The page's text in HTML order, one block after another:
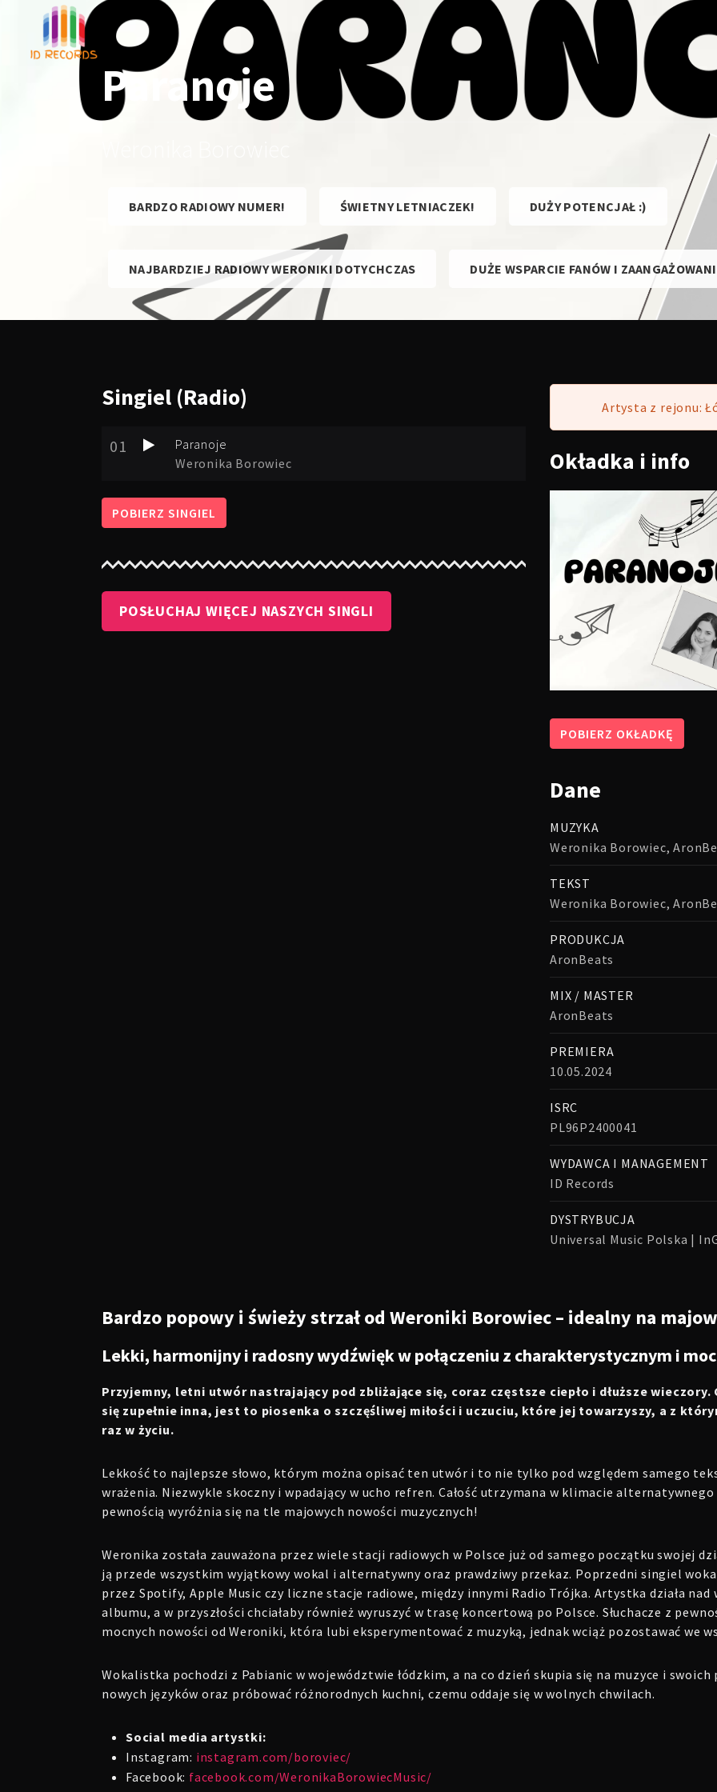
Paranoje
BARDZO RADIOWY NUMER! ŚWIETNY LETNIACZEK! DUŻY POTENCJAŁ :)
NAJBARDZIEJ RADIOWY WERONIKI DOTYCHCZAS DUŻE WSPARCIE FANÓW I
Singiel (Radio)
01
Paranoje
Weronika Borowiec
POBIERZ SINGIEL
POSŁUCHAJ WIĘCEJ NASZYCH SINGLI
Artysta z rejonu:
Okładka i info
POBIERZ OKŁADKĘ
Dane
MUZYKA
Weronika Borowiec,
TEKST
Weronika Borowiec,
PRODUKCJA
AronBeats
MIX / MASTER
AronBeats
PREMIERA
10.05.2024
ISRC
PL96P2400041
WYDAWCA I MANAGEMENT
ID Records
DYSTRYBUCJA
Universal Music Polska |
Bardzo popowy i świeży strzał od Weroniki Borowiec – idealny na
Lekki, harmonijny i radosny wydźwięk w połączeniu z charakterystycznym i
Przyjemny, letni utwór nastrajający pod zbliżające się, coraz częstsze ciepło i dłuższe wieczory.
się zupełnie inna, jest to piosenka o szczęśliwej miłości i uczuciu, które jej towarzyszy, a z
raz w życiu.
Lekkość to najlepsze słowo, którym można opisać ten utwór i to nie tylko pod względem samego
wrażenia. Niezwykle skoczny i wpadający w ucho refren. Całość utrzymana w klimacie
pewnością wyróżnia się na tle majowych nowości muzycznych!
Weronika została zauważona przez wiele stacji radiowych w Polsce już od samego początku swojej
ją przede wszystkim wyjątkowy wokal i alternatywny oraz prawdziwy przekaz. Poprzedni singiel
przez Spotify, Apple Music czy liczne stacje radiowe, między innymi Radio Trójka. Artystka działa
albumu, a w przyszłości chciałaby również wyruszyć w trasę koncertową po Polsce. Słuchacze z
mocnych nowości od Weroniki, która lubi eksperymentować z muzyką, jednak wciąż pozostawać we
Wokalistka pochodzi z Pabianic w województwie łódzkim, a na co dzień skupia się na muzyce i swoich
nowych języków oraz próbować różnorodnych kuchni, czemu oddaje się w wolnych chwilach.
Social media artystki:
Instagram: instagram.com/boroviec/
Facebook: facebook.com/WeronikaBorowiecMusic/